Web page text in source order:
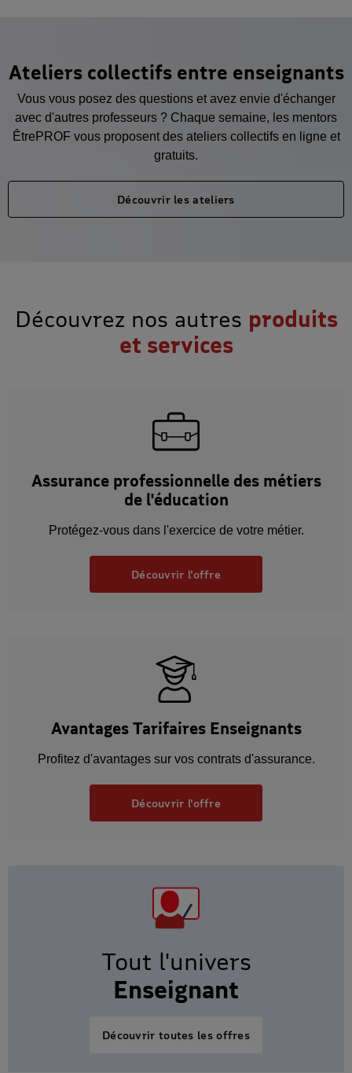
Ateliers collectifs entre enseignants
Vous vous posez des questions et avez envie d'échanger
avec d'autres professeurs ? Chaque semaine, les mentors
ÊtrePROF vous proposent des ateliers collectifs en ligne et
gratuits.
Découvrir les ateliers
Découvrez nos autres produits
et services
Assurance professionnelle des métiers
de l'éducation
Protégez-vous dans l'exercice de votre métier.
Découvrir l'offre
Avantages Tarifaires Enseignants
Profitez d'avantages sur vos contrats d'assurance.
Découvrir l'offre
Tout l'univers
Enseignant
Découvrir toutes les offres